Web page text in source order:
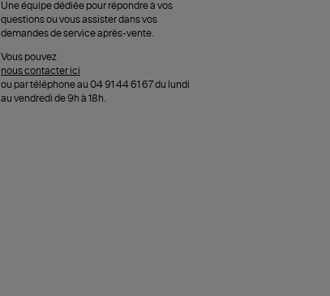
Une équipe dédiée pour répondre à vos
questions ou vous assister dans vos
demandes de service après-vente.
Vous pouvez
nous contacter ici
ou par téléphone au 04 91 44 61 67 du lundi
au vendredi de 9h à 18h.